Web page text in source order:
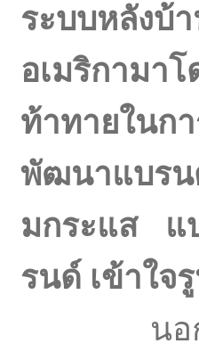
ระบบหลัง
อเมริกามา
ท้าทายใน
พัฒนาแบรน
มกระแส แ
รนด์ เข้าใจ
นอกจ